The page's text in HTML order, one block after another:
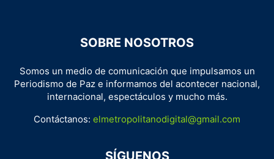
SOBRE NOSOTROS
Somos un medio de comunicación que impulsamos un
Periodismo de Paz e informamos del acontecer nacional,
internacional, espectáculos y mucho más.
Contáctanos: elmetropolitanodigital@gmail.com
SÍGUENOS